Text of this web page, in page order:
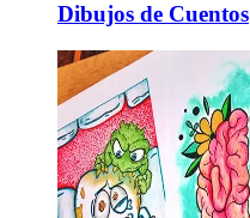
Dibujos de Cuentos